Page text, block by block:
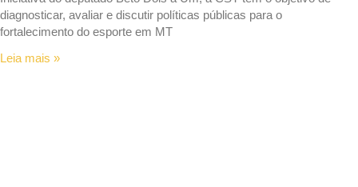
diagnosticar, avaliar e discutir políticas públicas para o
fortalecimento do esporte em MT
Leia mais »